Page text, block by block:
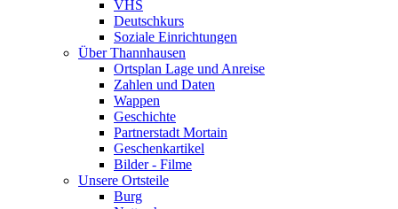
VHS
Deutschkurs
Soziale Einrichtungen
Über Thannhausen
Ortsplan Lage und Anreise
Zahlen und Daten
Wappen
Geschichte
Partnerstadt Mortain
Geschenkartikel
Bilder - Filme
Unsere Ortsteile
Burg